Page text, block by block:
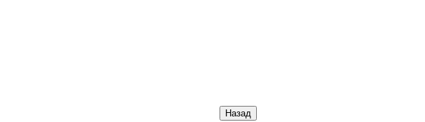
Назад